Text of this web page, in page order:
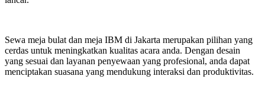
Sewa meja bulat dan meja IBM di Jakarta merupakan pilihan yang
cerdas untuk meningkatkan kualitas acara anda. Dengan desain
yang sesuai dan layanan penyewaan yang profesional, anda dapat
menciptakan suasana yang mendukung interaksi dan produktivitas.